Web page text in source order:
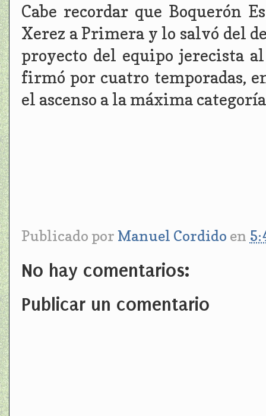
Cabe recordar que Boquerón
Xerez a Primera y lo salvó del
proyecto del equipo jerecista
firmó por cuatro temporadas,
el ascenso a la máxima
Publicado por Manuel Cordido en
No hay comentarios:
Publicar un comentario